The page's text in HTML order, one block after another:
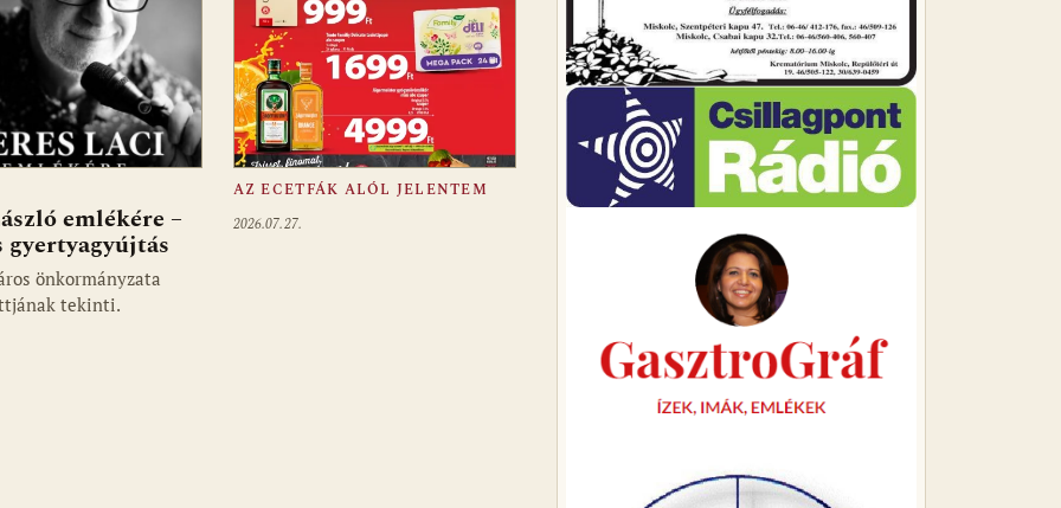
emlékére –
gyertyagyújtás
önkormányzata
tekinti.
AZ ECETFÁK ALÓL JELENTEM
2026.07.27.